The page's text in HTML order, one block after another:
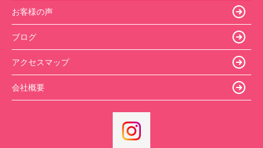
お客様の声
ブログ
アクセスマップ
会社概要